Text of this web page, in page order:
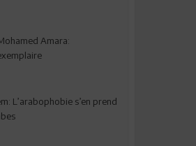
Amara:
L’arabophobie s’en prend